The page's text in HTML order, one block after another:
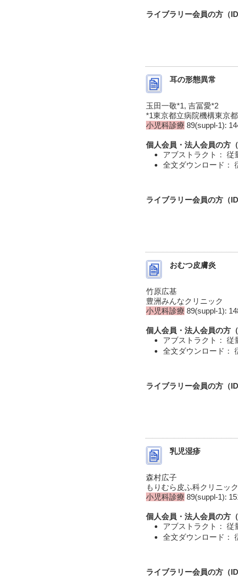
ライブラリー会員の方（
耳の形態異常
玉田一敬*1, 吉冨愛*2
*1東京都立病院機構東京
小児科診療 89(suppl-1):
個人会員・法人会員の方
アブストラクト： 従
全文ダウンロード：
ライブラリー会員の方（
おむつ皮膚炎
竹原広基
豊洲みんなクリニック
小児科診療 89(suppl-1):
個人会員・法人会員の方
アブストラクト： 従
全文ダウンロード：
ライブラリー会員の方（
乳児湿疹
森村広子
もりむら皮ふ科クリニック
小児科診療 89(suppl-1):
個人会員・法人会員の方
アブストラクト： 従
全文ダウンロード：
ライブラリー会員の方（